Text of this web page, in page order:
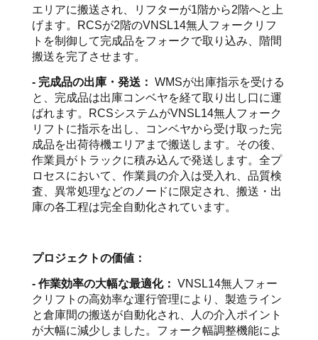
エリアに搬送され、リフターが1階から2階へと上
げます。RCSが2階のVNSL14無人フォークリフ
トを制御して完成品をフォークで取り込み、階間
搬送を完了させます。
- 完成品の出庫・発送： WMSが出庫指示を受ける
と、完成品は出庫コンベヤを経て取り出し口に運
ばれます。RCSシステムがVNSL14無人フォーク
リフトに指示を出し、コンベヤから受け取った完
成品を出荷待機エリアまで搬送します。その後、
作業員がトラックに積み込んで発送します。全プ
ロセスにおいて、作業員の介入は受入れ、品質検
査、異常処理などのノードに限定され、搬送・出
庫の各工程は完全自動化されています。
プロジェクトの価値：
- 作業効率の大幅な最適化： VNSL14無人フォー
クリフトの高効率な運行管理により、製造ライン
と倉庫間の搬送が自動化され、人の介入ポイント
が大幅に減少しました。フォーク幅調整機能によ